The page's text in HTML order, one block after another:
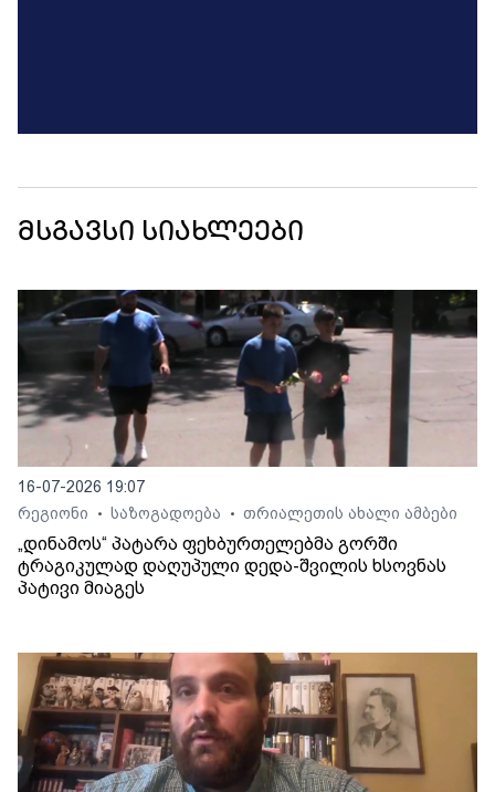
მსგავსი სიახლეები
16-07-2026 19:07
რეგიონი
• საზოგადოება • თრიალეთის ახალი ამბები
„დინამოს“ პატარა ფეხბურთელებმა გორში
ტრაგიკულად დაღუპული დედა-შვილის ხსოვნას
პატივი მიაგეს